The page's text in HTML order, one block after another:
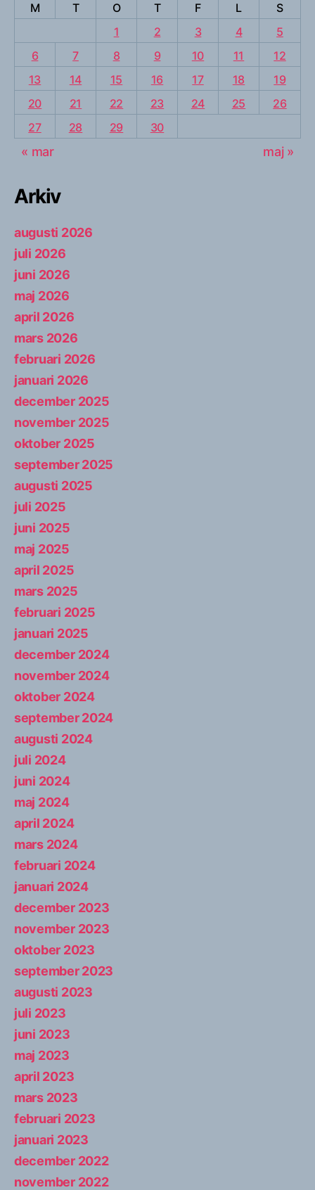
M T O T F L
S
1
2 3 4
5
6
7 8 9 10 11
12
13
14 15 16 17 18
19
20
21 22 23 24 25
26
27
28 29 30
« mar maj »
Arkiv
augusti 2026
juli 2026
juni 2026
maj 2026
april 2026
mars 2026
februari 2026
januari 2026
december 2025
november 2025
oktober 2025
september 2025
augusti 2025
juli 2025
juni 2025
maj 2025
april 2025
mars 2025
februari 2025
januari 2025
december 2024
november 2024
oktober 2024
september 2024
augusti 2024
juli 2024
juni 2024
maj 2024
april 2024
mars 2024
februari 2024
januari 2024
december 2023
november 2023
oktober 2023
september 2023
augusti 2023
juli 2023
juni 2023
maj 2023
april 2023
mars 2023
februari 2023
januari 2023
december 2022
november 2022